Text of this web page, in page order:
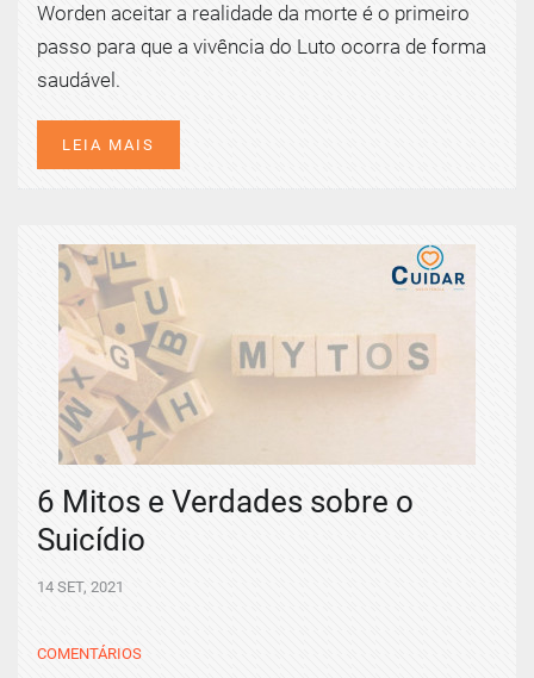
Worden aceitar a realidade da morte é o primeiro
passo para que a vivência do Luto ocorra de forma
saudável.
LEIA MAIS
6 Mitos e Verdades sobre o
Suicídio
14 SET, 2021
COMENTÁRIOS